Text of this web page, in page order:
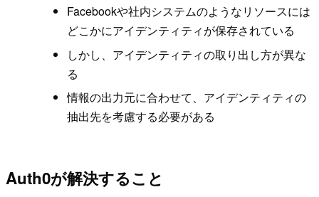
Facebookや社内システムのようなリソースには
どこかにアイデンティティが保存されている
しかし、アイデンティティの取り出し方が異な
る
情報の出力元に合わせて、アイデンティティの
抽出先を考慮する必要がある
Auth0が解決すること